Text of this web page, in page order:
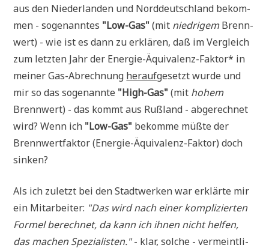
aus den Nie­der­lan­den und Nord­deutsch­land bekom­
men - soge­nann­tes "Low-Gas" (mit nied­ri­gemBrenn­
wert) - wie ist es dann zu erklä­ren, daß im Ver­gleich
zum letz­ten Jahr der Ener­gie-Äqui­va­lenz-Fak­tor* in
mei­ner Gas-Abrech­nung her­aufgesetzt wur­de und
mir so das soge­nann­te "High-Gas" (mit hohem
Brenn­wert) - das kommt aus Ruß­land - abge­rech­net
wird? Wenn ich "Low-Gas" bekom­me müß­te der
Brenn­wert­fak­tor (Ener­gie-Äqui­va­lenz-Fak­tor) doch
sinken?
Als ich zuletzt bei den Stadt­wer­ken war erklär­te mir
ein Mit­ar­bei­ter: "Das wird nach einer kom­pli­zier­ten
For­mel berech­net, da kann ich ihnen nicht hel­fen,
das machen Spe­zia­li­sten."- klar, sol­che - ver­meint­li­